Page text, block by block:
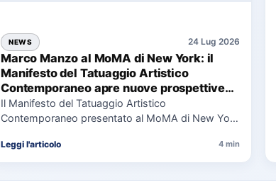
NEWS 24 Lug 2026
Marco Manzo al MoMA di New York: il
Manifesto del Tatuaggio Artistico
Contemporaneo apre nuove prospettive
per il collezionismo
Il Manifesto del Tatuaggio Artistico
Contemporaneo presentato al MoMA di New York
Leggi l'articolo 4 min